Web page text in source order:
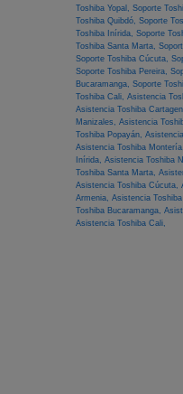
Toshiba Yopal, Soporte
Toshiba Quibdó, Soporte
Toshiba Inírida, Soporte
Toshiba Santa Marta,
Soporte Toshiba Cúcuta,
Soporte Toshiba Pereira,
Bucaramanga, Soporte
Toshiba Cali, Asistencia
Asistencia Toshiba
Manizales, Asistencia
Toshiba Popayán,
Asistencia Toshiba Montería,
Inírida, Asistencia Toshiba
Toshiba Santa Marta,
Asistencia Toshiba Cúcuta,
Armenia, Asistencia Toshiba
Toshiba Bucaramanga,
Asistencia Toshiba Cali,